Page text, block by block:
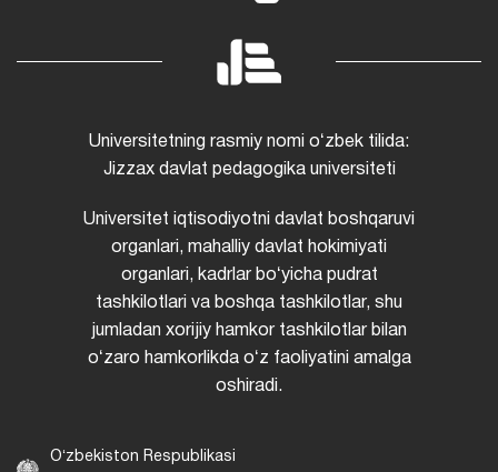
Universitetning rasmiy nomi oʻzbek tilida:
Jizzax davlat pedagogika universiteti
Universitet iqtisodiyotni davlat boshqaruvi
organlari, mahalliy davlat hokimiyati
organlari, kadrlar boʻyicha pudrat
tashkilotlari va boshqa tashkilotlar, shu
jumladan xorijiy hamkor tashkilotlar bilan
oʻzaro hamkorlikda oʻz faoliyatini amalga
oshiradi.
Oʻzbekiston Respublikasi